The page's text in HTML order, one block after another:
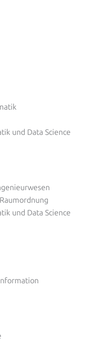
und Data Science
und Data Science